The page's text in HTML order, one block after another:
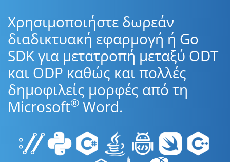
Χρησιμοποιήστε δωρεάν
διαδικτυακή εφαρμογή ή Go
SDK για μετατροπή μεταξύ ODT
και ODP καθώς και πολλές
δημοφιλείς μορφές από τη
Microsoft® Word.